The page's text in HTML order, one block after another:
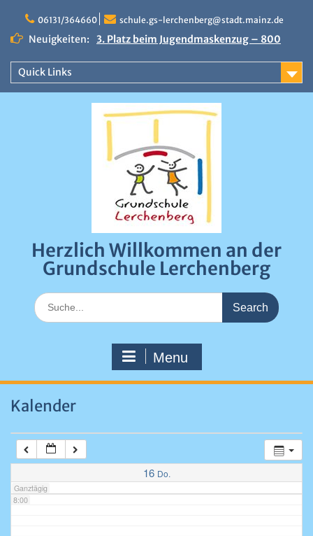
content
06131/364660 schule.gs-lerchenberg@stadt.mainz.de
Neuigkeiten:
3. Platz beim Jugendmaskenzug – 800
Grundschule Lerchenberg
Fastnachtsumzug 2026
Quick Links
Herzlich Willkommen an der
Grundschule Lerchenberg
Search
for:
Menu
Kalender
16 Do.
Ganztägig
7:00
8:00